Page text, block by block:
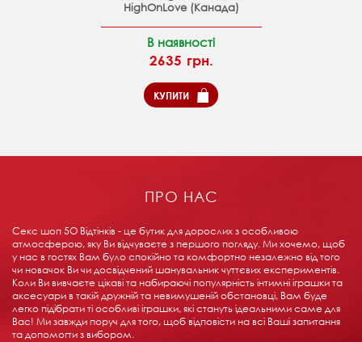
HighOnLove (Канада)
В наявності
2635 грн.
КУПИТИ
ПРО НАС
Секс шоп 5О Відтінків - це бутик для дорослих з особливою
атмосферою, яку Ви відчуваєте з першого погляду. Ми хочемо, щоб
у нас в гостях Вам було спокійно та комфортно незалежно від того
чи новачок Ви чи досвідчений шанувальник чуттєвих експериментів.
Коли Ви вивчаєте цікаві та набираючі популярність інтимні іграшки та
аксесуари в такій дружній та невимушеній обстановці, Вам буде
легко підібрати ті особливі іграшки, які стануть ідеальними саме для
Вас! Ми завжди поруч для того, щоб відповісти на всі Ваші запитання
та допомогти з вибором.